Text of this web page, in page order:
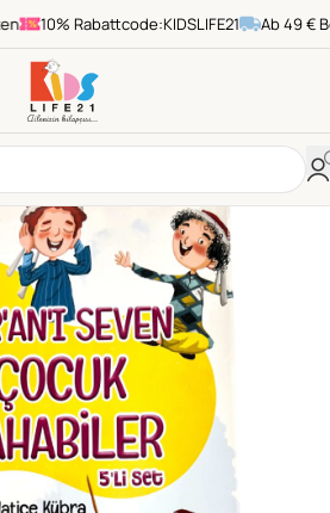
10% Rabattcode:KIDSLIFE21 Ab 49 €